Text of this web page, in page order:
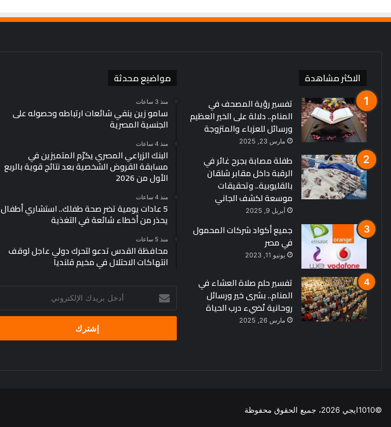
الاكثر مشاهدة
تفسير رؤية المصحف في
المنام.. دلالة على الخير العظيم
ورسائل للعزباء والمتزوجة
مارس 23, 2025
طفلة مصابة بجرح غائر في
الرقبة داخل مقابر شلقان
بالقليوبية.. وتحقيقات
موسعة لكشف الجاني
أبريل 9, 2025
جميع أكواد شركات المحمول
في مصر
يونيو 11, 2023
تفسير حلم صلاة العشاء في
المنام.. بشرى خير ورسائل
روحانية تُضيء درب الحياة
مارس 26, 2025
مواضيع محدثة
منذ 3 ساعات
سامو زين ينفي شائعات ارتباطه وحصوله على
الجنسية المصرية
منذ 4 ساعات
البنك الزراعي المصري يكرّم المتميزين في
مسابقة القروض الشخصية بعد نتائج قوية بالربع
الأول من 2026
منذ 4 ساعات
5 عادات يومية تضر صحة طفلك.. استشاري أطفال
يحذر من أخطاء شائعة في التغذية
منذ 5 ساعات
محافظة القدس تدعو لتحرك دولي عاجل لوقف
انتهاكات الاحتلال في مخيم قلنديا
بريدك
الإلكتروني
©1010ايجي 2026، جميع الحقوق محفوظة